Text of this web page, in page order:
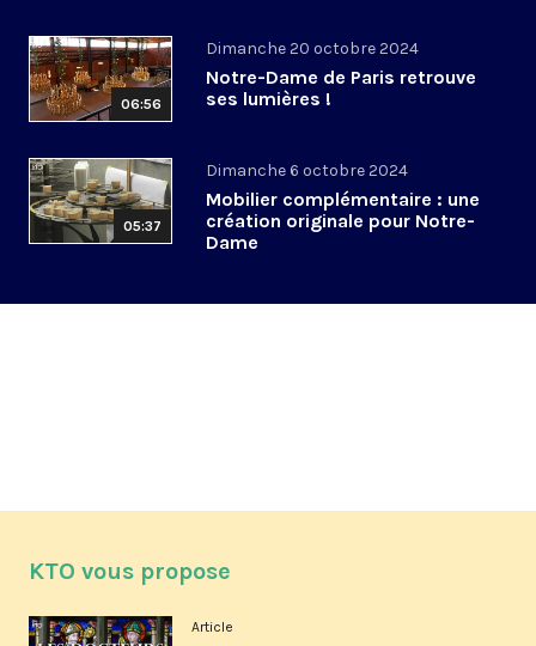
06:56
Dimanche 20 octobre 2024
Notre-Dame de Paris retrouve
ses lumières !
05:37
Dimanche 6 octobre 2024
Mobilier complémentaire : une
création originale pour Notre-
Dame
KTO vous propose
Article